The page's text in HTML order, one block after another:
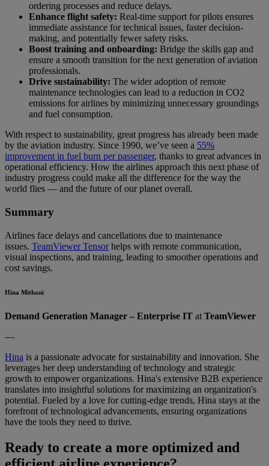
ordering processes and reduce delays.
Enhance flight safety: Real-time support for pilots ensures
immediate assistance for technical issues, faster decision-
making, and potentially fewer safety risks.
Boost training and onboarding: Bridge the skills gap and
ensure a smooth transition for the next generation of aviation
professionals.
Drive sustainability: The wider adoption of remote
maintenance technologies can lead to a reduction in CO2
emissions for airlines by minimizing unnecessary groundings
and fuel consumption.
With respect to sustainability, great progress has already been made
by the aviation industry. Since 1990, we’ve seen a 55%
improvement in fuel burn per passenger, thanks to great advances in
operational efficiency. How the airlines approach this next phase of
industry progress could make all the difference for the way the
world flies — and the future of our planet overall.
Summary
Airlines face delays and cancellations due to maintenance
issues. TeamViewer Tensorhelps with remote communication,
visual inspections, and training, leading to smoother operations and
cost savings.
Hina Mithani
Demand Generation Manager – Enterprise IT at TeamViewer
—
Hina is a passionate advocate for sustainability and innovation. She
leverages her deep understanding of technology and strategic
growth to empower organizations. Hina's extensive B2B experience
translates into insightful solutions for maximizing an organization's
potential. Fueled by a love for cutting-edge trends, Hina stays at the
forefront of technological advancements, ensuring organizations
have the tools they need to thrive.
Ready to create a more optimized and